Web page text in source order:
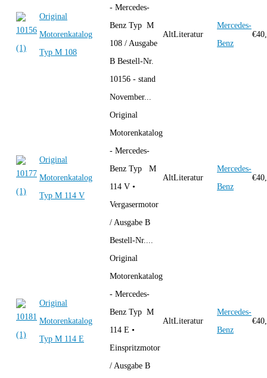
Original
Motorenkatalog
Typ M 108
- Mercedes-
Benz Typ M
108 / Ausgabe
B Bestell-Nr.
10156 - stand
November...
AltLiteratur
Mercedes-
Benz
€
Original
Motorenkatalog
Typ M 114 V
Original
Motorenkatalog
- Mercedes-
Benz Typ M
114 V •
Vergasermotor
/ Ausgabe B
Bestell-Nr....
AltLiteratur
Mercedes-
Benz
€
Original
Motorenkatalog
Typ M 114 E
Original
Motorenkatalog
- Mercedes-
Benz Typ M
114 E •
Einspritzmotor
/ Ausgabe B
AltLiteratur
Mercedes-
Benz
€